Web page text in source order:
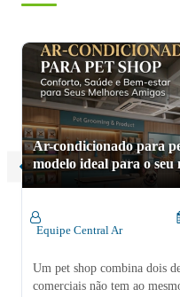
Ar-condicionado para
modelo ideal para o seu
Equipe Central Ar
Um pet shop combina dois
comerciais não tem ao